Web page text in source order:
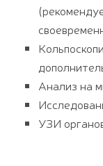
(
Анализ на
УЗИ